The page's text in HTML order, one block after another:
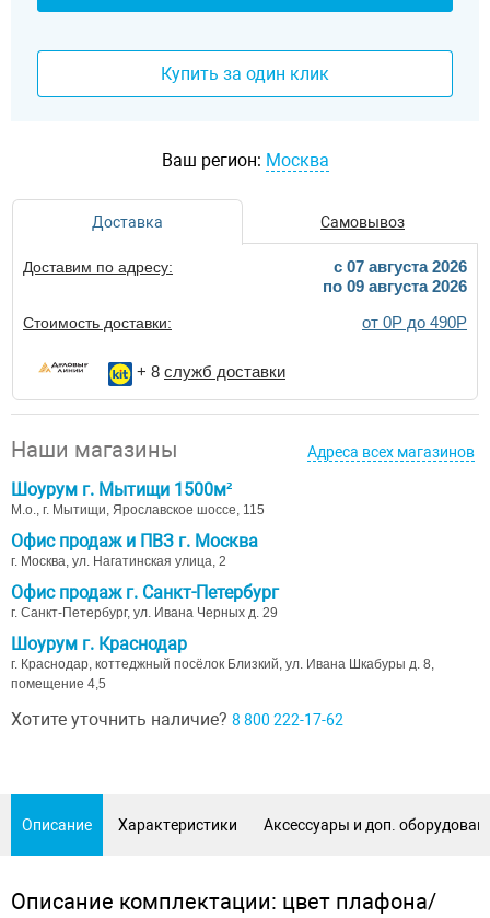
Купить за один клик
Ваш регион: Москва
Доставка Самовывоз
Доставим по адресу:
c 07 августа 2026
по 09 августа 2026
Стоимость доставки: от 0Р до 490Р
+ 8 служб доставки
Наши магазины Адреса всех магазинов
Шоурум г. Мытищи 1500м²
М.о., г. Мытищи, Ярославское шоссе, 115
Офис продаж и ПВЗ г. Москва
г. Москва, ул. Нагатинская улица, 2
Офис продаж г. Санкт-Петербург
г. Санкт-Петербург, ул. Ивана Черных д. 29
Шоурум г. Краснодар
г. Краснодар, коттеджный посёлок Близкий, ул. Ивана Шкабуры д. 8,
помещение 4,5
Хотите уточнить наличие? 8 800 222-17-62
Описание Характеристики Аксессуары и доп.
Описание комплектации: цвет плафона/